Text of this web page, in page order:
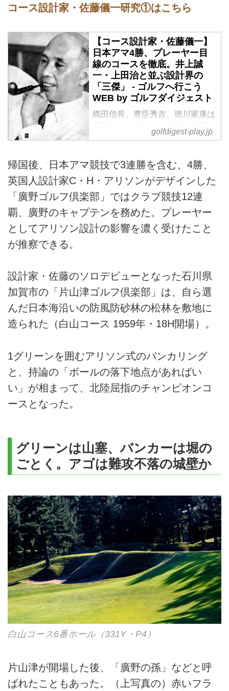
コース設計家・佐藤儀一研究①はこちら
【コース設計家・佐藤儀一】
日本アマ4勝、プレーヤー目
線のコースを徹底。井上誠
一・上田治と並ぶ設計界の
「三傑」 - ゴルフへ行こう
WEB by ゴルフダイジェスト
織田信長、豊臣秀吉、徳川家康は
傑」、西郷隆盛、大久保利通、木
る。日本のゴルフコース設計の三
傑となると、「東の井上誠一、西
の上田治」、そして上田と同じ西
日本で活躍した「佐藤儀一」
（1899‐1967）と言っていいだろ
golfdigest-play.jp
帰国後、日本アマ競技で3連勝を含む、4勝、
英国人設計家C・H・アリソンがデザインした
「廣野ゴルフ倶楽部」ではクラブ競技12連
覇、廣野のキャプテンを務めた。プレーヤー
としてアリソン設計の影響を濃く受けたこと
が推察できる。
設計家・佐藤のソロデビューとなった石川県
加賀市の「片山津ゴルフ倶楽部」は、自ら選
んだ日本海沿いの防風防砂林の松林を敷地に
造られた（白山コース 1959年・18H開場）。
1グリーンを囲むアリソン式のバンカリング
と、持論の「ボールの落下地点があればい
い」が相まって、北陸屈指のチャンピオンコ
ースとなった。
グリーンは山塞、バンカーは堀の
ごとく。アゴは難攻不落の城壁か
白山コース6番ホール（331Y・P4）
片山津が開場した後、「廣野の孫」などと呼
ばれたこともあった。（上写真の）赤いフラ